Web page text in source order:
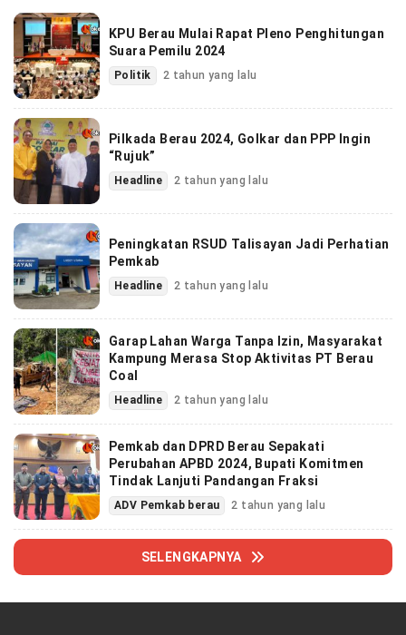
KPU Berau Mulai Rapat Pleno Penghitungan
Suara Pemilu 2024
Politik 2 tahun yang lalu
Pilkada Berau 2024, Golkar dan PPP Ingin
“Rujuk”
Headline 2 tahun yang lalu
Peningkatan RSUD Talisayan Jadi Perhatian
Pemkab
Headline 2 tahun yang lalu
Garap Lahan Warga Tanpa Izin, Masyarakat
Kampung Merasa Stop Aktivitas PT Berau
Coal
Headline 2 tahun yang lalu
Pemkab dan DPRD Berau Sepakati
Perubahan APBD 2024, Bupati Komitmen
Tindak Lanjuti Pandangan Fraksi
ADV Pemkab berau 2 tahun yang lalu
SELENGKAPNYA